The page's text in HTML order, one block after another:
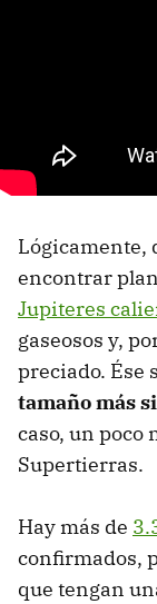
Lógicamente,
encontrar
Jupiteres
gaseosos y,
preciado. Ése
tamaño más
caso, un poco
Supertierras.
Hay más de
confirmados,
que tengan